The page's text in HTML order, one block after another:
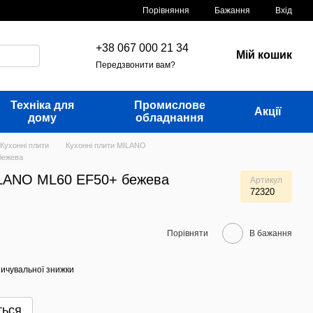
Порівняння Бажання Вхід
+38 067 000 21 34
Передзвонити вам?
Мій кошик
Техніка для
дому
Промислове
обладнання
Акції
Кухонні плити
Кухонні плити MILANO
ML60 EF50+ бежева Артикул
72320
Порівняти В бажання
знижки